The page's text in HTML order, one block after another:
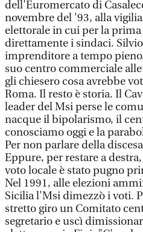
dell'Euromercato di
novembre del '93, alla
elettorale in cui per la
direttamente i sindaci.
imprenditore a tempo
suo centro commerciale
gli chiesero cosa avrebbe
Roma. Il resto è storia. Il
leader del Msi perse le
nacque il bipolarismo, il
conosciamo oggi e la
Per non parlare della
Eppure, per restare a
voto locale è stato pugno
Nel 1991, alle elezioni
Sicilia l'Msi dimezzò i voti.
stretto giro un Comitato
segretario e uscì